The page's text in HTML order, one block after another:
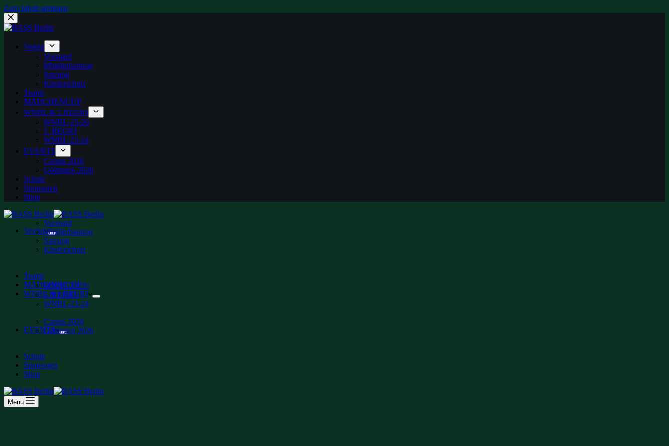
Zum Inhalt springen
Verein
Vorstand
Mitgliedsantrag
Satzung
Kinderschutz
Teams
MÄDCHENCUP
WNBL & 1.REGIO
WNBL-25-26
1. REGIO
WNBL-23-24
EVENTS
Camps 2026
Göttingen 2026
Schule
Sponsoren
Shop
Verein
Vorstand
Mitgliedsantrag
Satzung
Kinderschutz
Teams
MÄDCHENCUP
WNBL & 1.REGIO
WNBL-25-26
1. REGIO
WNBL-23-24
EVENTS
Camps 2026
Göttingen 2026
Schule
Sponsoren
Shop
Menu